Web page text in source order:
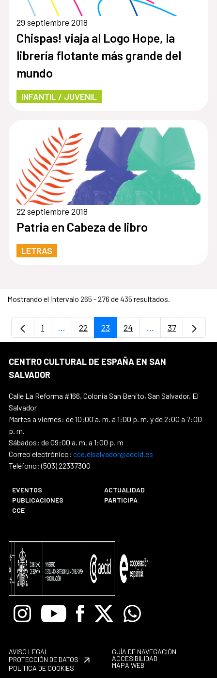
29 septiembre 2018
Chispas! viaja al Logo Hope, la
librería flotante más grande del
mundo
INFANTIL / JUVENIL
22 septiembre 2018
Patria en Cabeza de libro
LETRAS
Mostrando el intervalo 265 - 276 de 435 resultados.
Página
1 ...Páginas intermedias Use TAB para
Página
22 Página
23 Página
24 ...PáginasPágina
37
CENTRO CULTURAL DE ESPAÑA EN SAN
SALVADOR
Calle La Reforma #166, Colonia San Benito, San Salvador, El
Salvador
Martes a viernes: de 10:00 a. m. a 1:00 p. m. y de 2:00 a 7:00
p. m.
Sábados: de 09:00 a. m. a 1:00 p. m
Correo electrónico: cce.elsalvador@aecid.es
Teléfono: (503) 22337300
EVENTOS
ACTUALIDAD
PUBLICACIONES
PARTICIPA
CCE
InstagramYoutube Facebook
X Whatsapp
AVISO LEGAL
PROTECCIÓN DE DATOS
POLÍTICA DE COOKIES
GUÍA DE NAVEGACIÓN
ACCESIBILIDAD
MAPA WEB